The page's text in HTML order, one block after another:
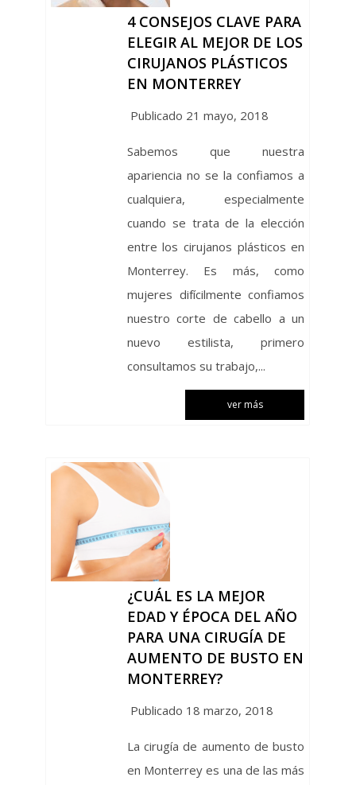
4 CONSEJOS CLAVE PARA
ELEGIR AL MEJOR DE LOS
CIRUJANOS PLÁSTICOS
EN MONTERREY
Publicado 21 mayo, 2018
Sabemos que nuestra
apariencia no se la confiamos a
cualquiera, especialmente
cuando se trata de la elección
entre los cirujanos plásticos en
Monterrey. Es más, como
mujeres difícilmente confiamos
nuestro corte de cabello a un
nuevo estilista, primero
consultamos su trabajo,...
ver más
¿CUÁL ES LA MEJOR
EDAD Y ÉPOCA DEL AÑO
PARA UNA CIRUGÍA DE
AUMENTO DE BUSTO EN
MONTERREY?
Publicado 18 marzo, 2018
La cirugía de aumento de busto
en Monterrey es una de las más